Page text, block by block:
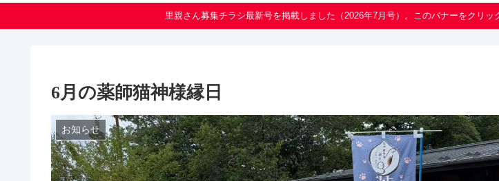
里親さん募集チラシ最新号を掲載しました（2026年7月号）。このバナーをクリ
6月の薬師猫神様縁日
お知らせ